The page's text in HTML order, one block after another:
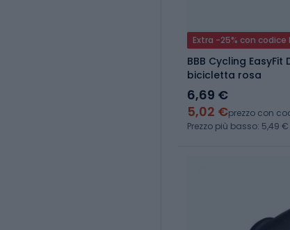
Extra -25% con codice
BBB Cycling
bicicletta rosa
6,69 €
5,02 €prezzo con
Prezzo più basso: 5,49 €